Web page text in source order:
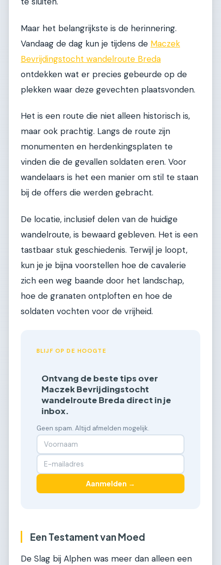
Maar het belangrijkste is de herinnering.
Vandaag de dag kun je tijdens de Maczek
Bevrijdingstocht wandelroute Breda
ontdekken wat er precies gebeurde op de
plekken waar deze gevechten plaatsvonden.
Het is een route die niet alleen historisch is,
maar ook prachtig. Langs de route zijn
monumenten en herdenkingsplaten te
vinden die de gevallen soldaten eren. Voor
wandelaars is het een manier om stil te staan
bij de offers die werden gebracht.
De locatie, inclusief delen van de huidige
wandelroute, is bewaard gebleven. Het is een
tastbaar stuk geschiedenis. Terwijl je loopt,
kun je je bijna voorstellen hoe de cavalerie
zich een weg baande door het landschap,
hoe de granaten ontploften en hoe de
soldaten vochten voor de vrijheid.
BLIJF OP DE HOOGTE
Ontvang de beste tips over
Maczek Bevrijdingstocht
wandelroute Breda direct in je
inbox.
Geen spam. Altijd afmelden mogelijk.
Aanmelden →
Een Testament van Moed
De Slag bij Alphen was meer dan alleen een